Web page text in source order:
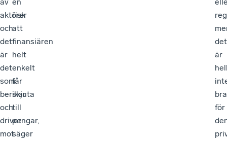
aktörer
och
det
är
det
som
berikar
och
driver
mot
risk
att
finansiären
helt
enkelt
får
skjuta
till
pengar,
säger
det
är
bra
för